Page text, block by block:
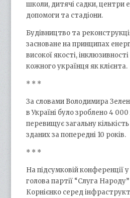
школи, дитячі садки, центри
допомоги та стадіони.
Будівництво та
засноване на принципах
високої якості,
кожного українця як клієнта.
* * *
За словами Володимира
в Україні було зроблено 4
перевищує загальну
зданих за попередні 10 років.
* * *
На підсумковій конференції
голова партії “Слуга
Корнієнко серед